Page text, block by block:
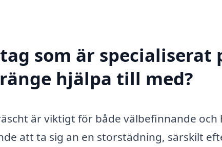
som är specialiserat
hjälpa till med?
är viktigt för både välbefinnande och
att ta sig an en storstädning, särskilt